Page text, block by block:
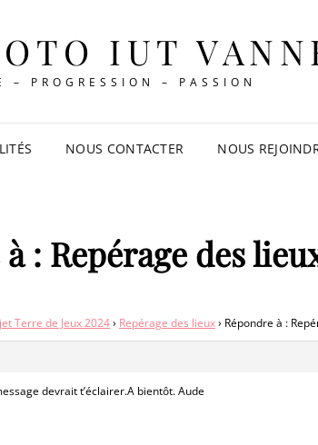
IUT
– PROGRESSION – PASSION
NOUS CONTACTER NOUS
: Repérage des
Terre de Jeux 2024› Repérage des lieux› Répondre à :
devrait t’éclairer.A bientôt. Aude